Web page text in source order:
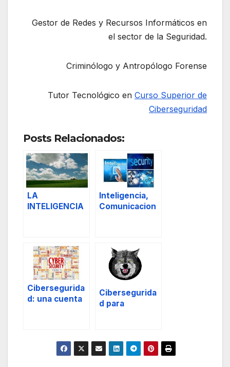
Gestor de Redes y Recursos Informáticos en
el sector de la Seguridad.
Criminólogo y Antropólogo Forense
Tutor Tecnológico en Curso Superior de
Ciberseguridad
Posts Relacionados:
LA
INTELIGENCIA
«tierra» y otro
en la «nube»
Inteligencia,
Comunicacion
Cibersegurida
d: una cuenta
Cibersegurida
d para